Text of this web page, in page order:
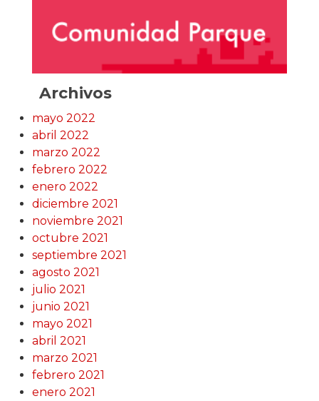
Archivos
mayo 2022
abril 2022
marzo 2022
febrero 2022
enero 2022
diciembre 2021
noviembre 2021
octubre 2021
septiembre 2021
agosto 2021
julio 2021
junio 2021
mayo 2021
abril 2021
marzo 2021
febrero 2021
enero 2021